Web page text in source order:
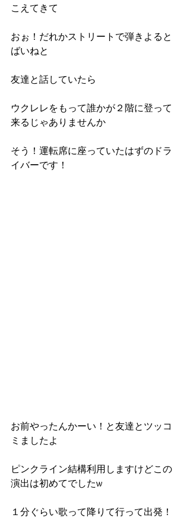
こえてきて
おぉ！だれかストリートで弾きよると
ばいねと
友達と話していたら
ウクレレをもって誰かが２階に登って
来るじゃありませんか
そう！運転席に座っていたはずのドラ
イバーです！
お前やったんかーい！と友達とツッコ
ミましたよ
ピンクライン結構利用しますけどこの
演出は初めてでしたw
１分ぐらい歌って降りて行って出発！